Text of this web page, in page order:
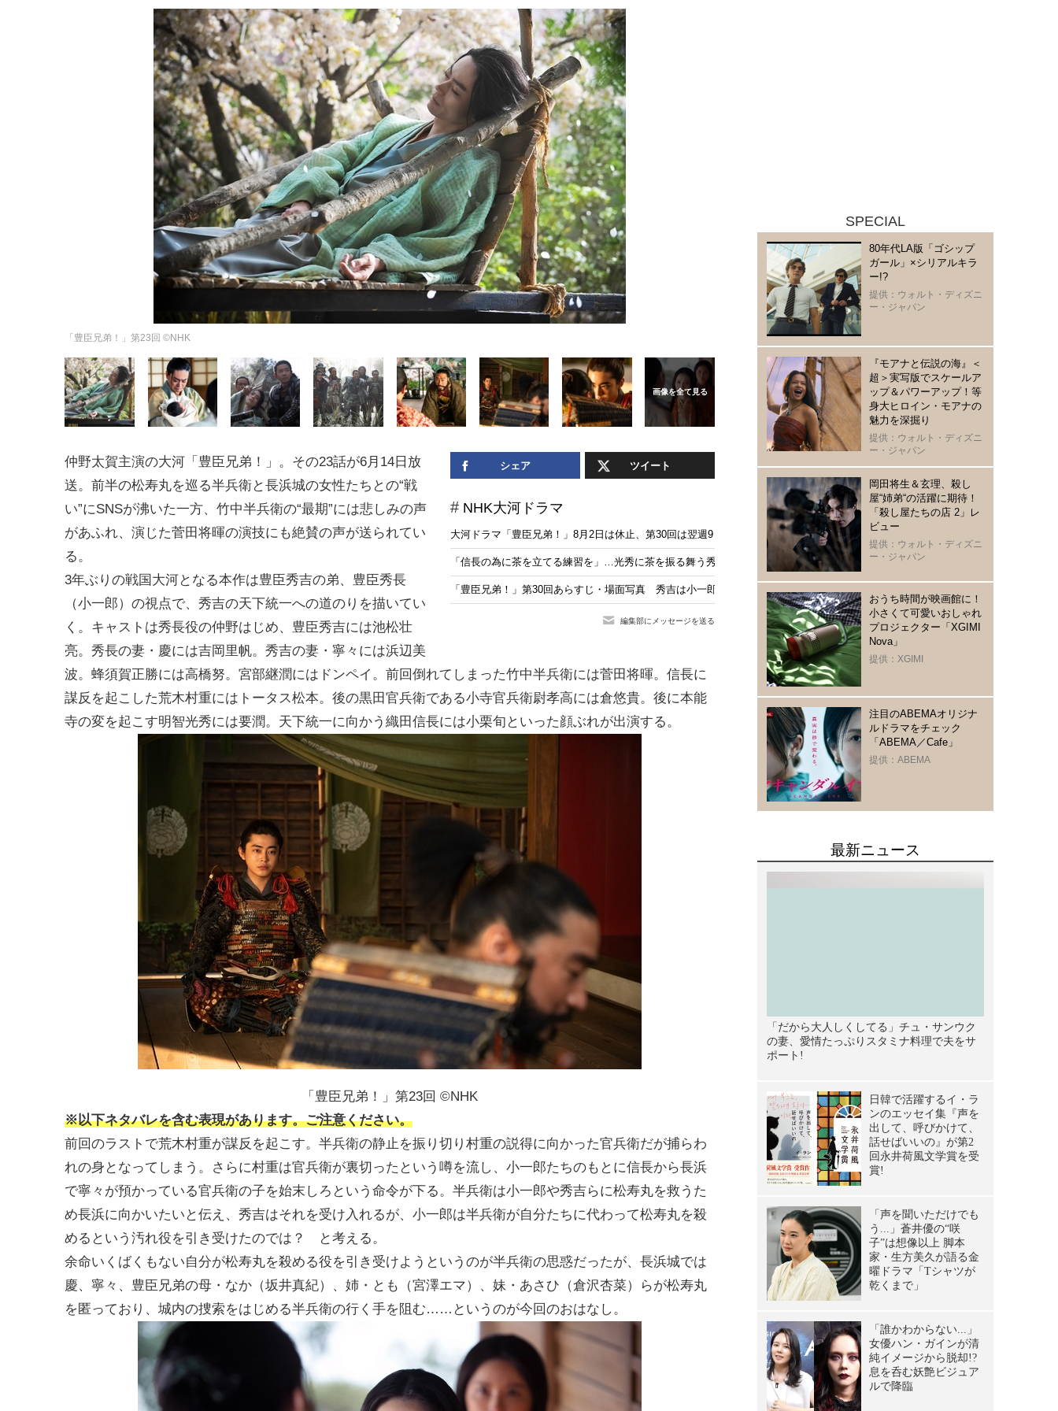
「豊臣兄弟！」第23回 ©︎NHK
シェア ツイート
NHK大河ドラマ
大河ドラマ「豊臣兄弟！」8月2日は休止、第30回は翌週9日放送へ
「信長の為に茶を立てる練習を」…光秀に茶を振る舞う秀吉に多くの反応、史実との“整合性”にも視聴者注目「豊臣兄弟！」第29話
「豊臣兄弟！」第30回あらすじ・場面写真 秀吉は小一郎と清須城へ向かう…8月9日放送
編集部にメッセージを送る
仲野太賀主演の大河「豊臣兄弟！」。その23話が6月14日放
送。前半の松寿丸を巡る半兵衛と長浜城の女性たちとの“戦
い”にSNSが沸いた一方、竹中半兵衛の“最期”には悲しみの声
があふれ、演じた菅田将暉の演技にも絶賛の声が送られてい
る。
3年ぶりの戦国大河となる本作は豊臣秀吉の弟、豊臣秀長
（小一郎）の視点で、秀吉の天下統一への道のりを描いてい
く。キャストは秀長役の仲野はじめ、豊臣秀吉には池松壮
亮。秀長の妻・慶には吉岡里帆。秀吉の妻・寧々には浜辺美
波。蜂須賀正勝には高橋努。宮部継潤にはドンペイ。前回倒れてしまった竹中半兵衛には菅田将暉。信長に
謀反を起こした荒木村重にはトータス松本。後の黒田官兵衛である小寺官兵衛尉孝高には倉悠貴。後に本能
寺の変を起こす明智光秀には要潤。天下統一に向かう織田信長には小栗旬といった顔ぶれが出演する。
「豊臣兄弟！」第23回 ©︎NHK
※以下ネタバレを含む表現があります。ご注意ください。
前回のラストで荒木村重が謀反を起こす。半兵衛の静止を振り切り村重の説得に向かった官兵衛だが捕らわ
れの身となってしまう。さらに村重は官兵衛が裏切ったという噂を流し、小一郎たちのもとに信長から長浜
で寧々が預かっている官兵衛の子を始末しろという命令が下る。半兵衛は小一郎や秀吉らに松寿丸を救うた
め長浜に向かいたいと伝え、秀吉はそれを受け入れるが、小一郎は半兵衛が自分たちに代わって松寿丸を殺
めるという汚れ役を引き受けたのでは？ と考える。
余命いくばくもない自分が松寿丸を殺める役を引き受けようというのが半兵衛の思惑だったが、長浜城では
慶、寧々、豊臣兄弟の母・なか（坂井真紀）、姉・とも（宮澤エマ）、妹・あさひ（倉沢杏菜）らが松寿丸
を匿っており、城内の捜索をはじめる半兵衛の行く手を阻む……というのが今回のおはなし。
SPECIAL
80年代LA版「ゴシップ
ガール」×シリアルキラ
ー!?
提供：ウォルト・ディズニ
ー・ジャパン
『モアナと伝説の海』＜
超＞実写版でスケールア
ップ＆パワーアップ！等
身大ヒロイン・モアナの
魅力を深掘り
提供：ウォルト・ディズニ
ー・ジャパン
岡田将生＆玄理、殺し
屋“姉弟“の活躍に期待！
「殺し屋たちの店 2」レ
ビュー
提供：ウォルト・ディズニ
ー・ジャパン
おうち時間が映画館に！
小さくて可愛いおしゃれ
プロジェクター「XGIMI
Nova」
提供：XGIMI
注目のABEMAオリジナ
ルドラマをチェック
「ABEMA／Cafe」
提供：ABEMA